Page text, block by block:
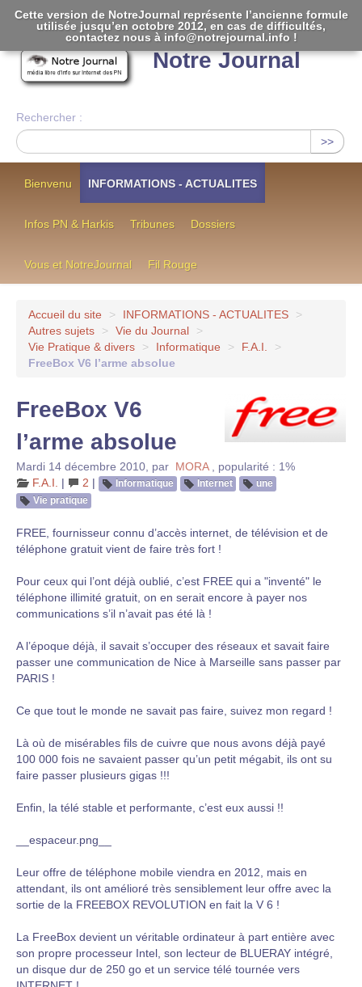
Notre Journal
Rechercher :
>>
Bienvenu INFORMATIONS - ACTUALITES
Infos PN & Harkis Tribunes Dossiers
Vous et NotreJournal Fil Rouge
Accueil du site > INFORMATIONS - ACTUALITES
>
Autres sujets
> Vie du Journal
>
Vie Pratique & divers
> Informatique > F.A.I.
>
FreeBox V6 l’arme absolue
FreeBox V6
l’arme absolue
Mardi 14 décembre 2010 par MORA
popularité : 1%
F.A.I.
| 2 | Informatique Internet
une
Vie pratique
FREE, fournisseur connu d’accès internet, de télévision et de
téléphone gratuit vient de faire très fort !
Pour ceux qui l’ont déjà oublié, c’est FREE qui a "inventé" le
téléphone illimité gratuit, on en serait encore à payer nos
communications s’il n’avait pas été là !
A l’époque déjà, il savait s’occuper des réseaux et savait faire
passer une communication de Nice à Marseille sans passer par
PARIS !
Ce que tout le monde ne savait pas faire, suivez mon regard !
Là où de misérables fils de cuivre que nous avons déjà payé
100 000 fois ne savaient passer qu’un petit mégabit, ils ont su
faire passer plusieurs gigas !!!
Enfin, la télé stable et performante, c’est eux aussi !!
__espaceur.png__
Leur offre de téléphone mobile viendra en 2012, mais en
attendant, ils ont amélioré très sensiblement leur offre avec la
sortie de la FREEBOX REVOLUTION en fait la V 6 !
La FreeBox devient un véritable ordinateur à part entière avec
son propre processeur Intel, son lecteur de BLUERAY intégré,
un disque dur de 250 go et un service télé tournée vers
Cette version de NotreJournal représente l’ancienne formule
utilisée jusqu’en octobre 2012, en cas de difficultés,
contactez nous à info@notrejournal.info !